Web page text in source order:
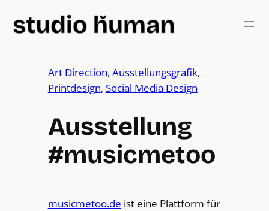
Art Direction, Ausstellungsgrafik
Printdesign, Social Media Design
Ausstellung
#musicmetoo
musicmetoo.de ist eine Plattform für